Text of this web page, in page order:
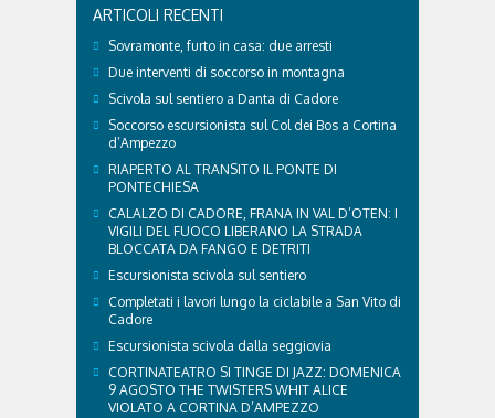
ARTICOLI RECENTI
Sovramonte, furto in casa: due arresti
Due interventi di soccorso in montagna
Scivola sul sentiero a Danta di Cadore
Soccorso escursionista sul Col dei Bos a Cortina
d’Ampezzo
RIAPERTO AL TRANSITO IL PONTE DI
PONTECHIESA
CALALZO DI CADORE, FRANA IN VAL D’OTEN: I
VIGILI DEL FUOCO LIBERANO LA STRADA
BLOCCATA DA FANGO E DETRITI
Escursionista scivola sul sentiero
Completati i lavori lungo la ciclabile a San Vito di
Cadore
Escursionista scivola dalla seggiovia
CORTINATEATRO SI TINGE DI JAZZ: DOMENICA
9 AGOSTO THE TWISTERS WHIT ALICE
VIOLATO A CORTINA D’AMPEZZO